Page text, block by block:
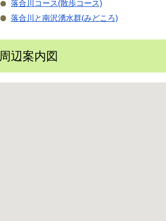
落合川コース(散歩コース)
落合川と南沢湧水群(みどころ)
周辺案内図